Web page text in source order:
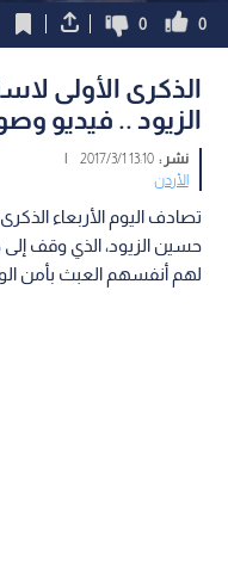
0
0
الذكرى الأولى
الزيود .. فيديو
نشر :13:10 2017/3/1
|
الأردن
تصادف اليوم الأربعاء
حسين الزيود، الذي وقف
لهم أنفسهم العبث بأمن